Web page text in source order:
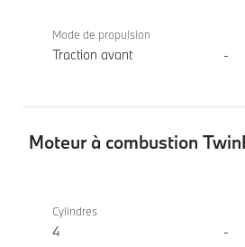
Mode de propulsion
Traction avant -
Moteur à combustion
combustion
sDrive20d
Cylindres
4 -